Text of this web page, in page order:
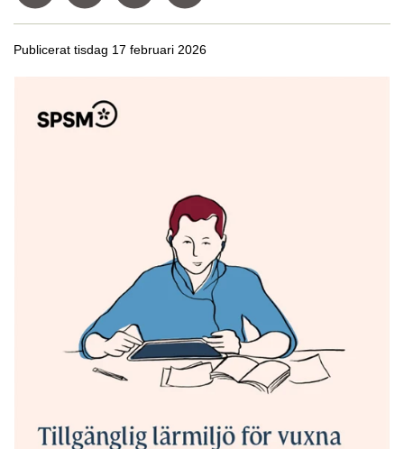
Publicerat tisdag 17 februari 2026